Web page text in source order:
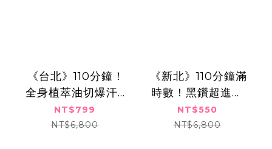
​​ ​《台北》110分鐘！
全身植萃油切爆汗x
玫瑰岩鹽代謝排水,
共兩次799元
NT$799
NT$6,800
​​ ​《新北》110分鐘滿
時數！黑鑽超進化
爆水亮肌養膚課
程,550元
NT$550
NT$6,800